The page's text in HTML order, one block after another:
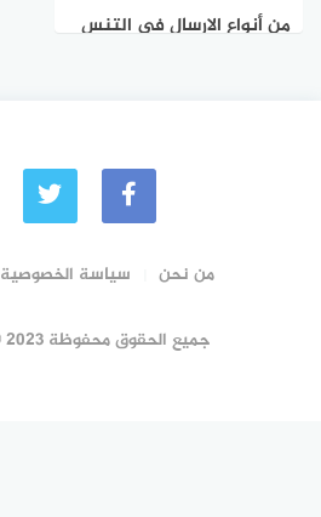
من أنواع الارسال في التنس
من نحن سياسة الخصوصية
جميع الحقوق محفوظة 2023 © عالم النصيحة